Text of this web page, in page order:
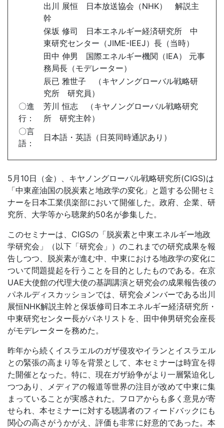
出川 展恒 日本放送協会（NHK） 解説主
幹
保坂 修司 日本エネルギー経済研究所 中
東研究センター（JIME-IEEJ）長（当時）
田中 伸男 国際エネルギー機関（IEA） 元事
務局長（モデレーター）
辰已 雅世子 （キヤノングローバル戦略研
究所 研究員）
〇進
行：
芳川 恒志 （キヤノングローバル戦略研究
所 研究主幹）
〇言
語：
日本語・英語（日英同時通訳あり）
5月 10日（金）、キヤノングローバル戦略研究所(CIGS)は
「中東産油国の脱炭素と地政学の変化」と題する公開セミ
ナーを日本工業倶楽部において開催した。政府、企業、研
究所、大学等から聴衆約50名が参集した。
このセミナーは、 CIGSの「脱炭素と中東エネルギー地政
学研究会」（以下「研究会」）のこれまでの研究成果を報
告しつつ、脱炭素が進む中、中東における地政学の変化に
ついて問題提起を行うことを目的としたものである。在京
UAE大使館の代理大使の基調講演と研究会の成果報告後の
パネルディスカッションでは、研究会メンバーである出川
展恒NHK解説主幹と保坂修司日本エネルギー経済研究所・
中東研究センター長がパネリストを、田中伸男研究会座長
がモデレーターを務めた。
昨年から続くイスラエルのガザ侵攻やイランとイスラエル
との緊張の高まり等を背景として、本セミナーは時宜を得
た開催となった。特に、現在ガザ紛争がより一層緊迫化し
つつあり、メディアの報道等世界の注目が改めて中東に集
まっていることが実感された。フロアからも多く意見が寄
せられ、本セミナーに対する聴講者のフィードバックにも
関心の高さがうかがえ、評価も非常に好意的であった。本